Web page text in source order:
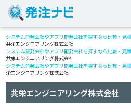
システム開発会社やアプリ開発会社を探すなら比較・見
共栄エンジニアリング株式会社
システム開発会社やアプリ開発会社を探すなら比較・見
共栄エンジニアリング株式会社
システム開発会社やアプリ開発会社を探すなら比較・見
栄エンジニアリング株式会社
共栄エンジニアリング株式会社